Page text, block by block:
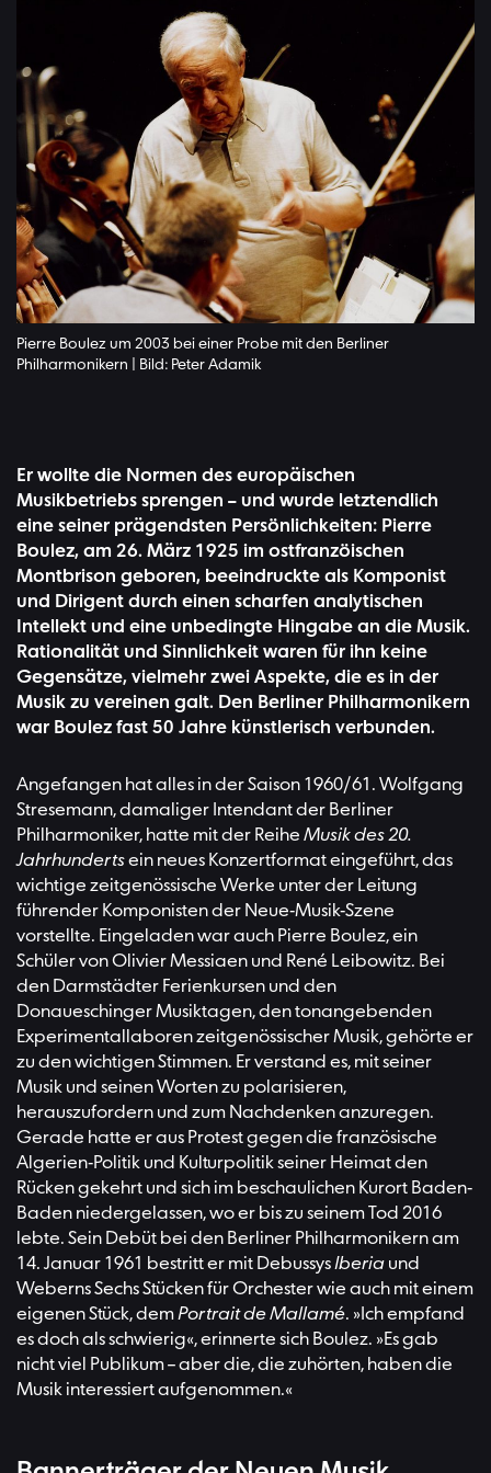
Pierre Boulez um 2003 bei einer Probe mit den Berliner
Philharmonikern | Bild: Peter Adamik
Er wollte die Normen des europäischen
Musikbetriebs sprengen – und wurde letztendlich
eine seiner prägendsten Persönlichkeiten: Pierre
Boulez, am 26. März 1925 im ostfranzöischen
Montbrison geboren, beeindruckte als Komponist
und Dirigent durch einen scharfen analytischen
Intellekt und eine unbedingte Hingabe an die Musik.
Rationalität und Sinnlichkeit waren für ihn keine
Gegensätze, vielmehr zwei Aspekte, die es in der
Musik zu vereinen galt. Den Berliner Philharmonikern
war Boulez fast 50 Jahre künstlerisch verbunden.
Angefangen hat alles in der Saison 1960/61. Wolfgang
Stresemann, damaliger Intendant der Berliner
Philharmoniker, hatte mit der Reihe Musik des 20.
Jahrhundertsein neues Konzertformat eingeführt, das
wichtige zeitgenössische Werke unter der Leitung
führender Komponisten der Neue-Musik-Szene
vorstellte. Eingeladen war auch Pierre Boulez, ein
Schüler von Olivier Messiaen und René Leibowitz. Bei
den Darmstädter Ferienkursen und den
Donaueschinger Musiktagen, den tonangebenden
Experimentallaboren zeitgenössischer Musik, gehörte er
zu den wichtigen Stimmen. Er verstand es, mit seiner
Musik und seinen Worten zu polarisieren,
herauszufordern und zum Nachdenken anzuregen.
Gerade hatte er aus Protest gegen die französische
Algerien-Politik und Kulturpolitik seiner Heimat den
Rücken gekehrt und sich im beschaulichen Kurort Baden-
Baden niedergelassen, wo er bis zu seinem Tod 2016
lebte. Sein Debüt bei den Berliner Philharmonikern am
14. Januar 1961 bestritt er mit DebussysIberia und
Weberns Sechs Stücken für Orchester wie auch mit einem
eigenen Stück, demPortrait de Mallamé. »Ich empfand
es doch als schwierig«, erinnerte sich Boulez. »Es gab
nicht viel Publikum – aber die, die zuhörten, haben die
Musik interessiert aufgenommen.«